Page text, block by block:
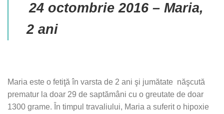
24 octombrie 2016 – Maria,
2 ani
Maria este o fetiţă în varsta de 2 ani şi jumătate năşcută
prematur la doar 29 de saptămâni cu o greutate de doar
1300 grame. În timpul travaliului, Maria a suferit o hipoxie